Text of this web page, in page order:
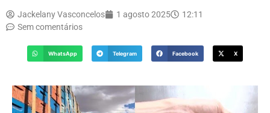
Jackelany Vasconcelos 1 agosto 2025
12:11
Sem comentários
WhatsApp Telegram Facebook X